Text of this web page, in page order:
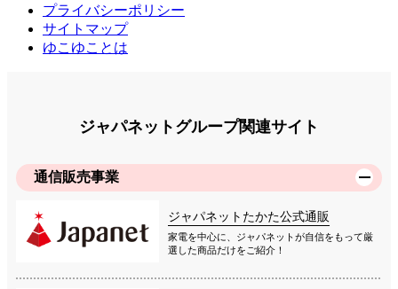
プライバシーポリシー
サイトマップ
ゆこゆことは
ジャパネットグループ関連サイト
通信販売事業
ジャパネットたかた公式通販
家電を中心に、ジャパネットが自信をもって厳
選した商品だけをご紹介！